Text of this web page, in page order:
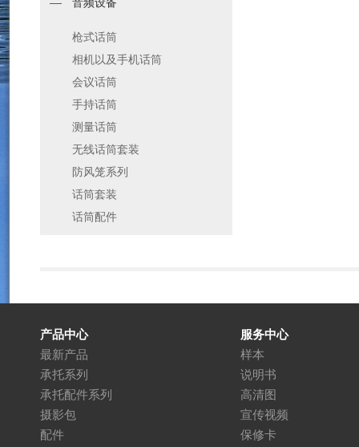
音频设备
枪式话筒
相机以及手机话筒
会议话筒
手持话筒
测量话筒
无线话筒套装
防风笼系列
话筒套装
话筒配件
产品中心
最新产品
承托系列
承托配件系列
摄影包
配件
服务中心
样本
说明书
高清图
宣传视频
保修卡